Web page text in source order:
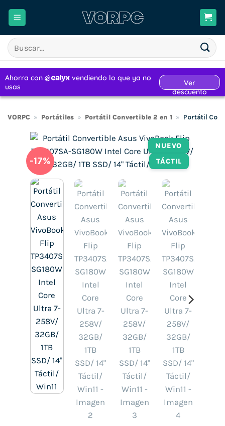
Buscar
por:
VORPC » Portátiles » Portátil Convertible 2 en 1 » Portátil
NUEVO
TÁCTIL
-17%